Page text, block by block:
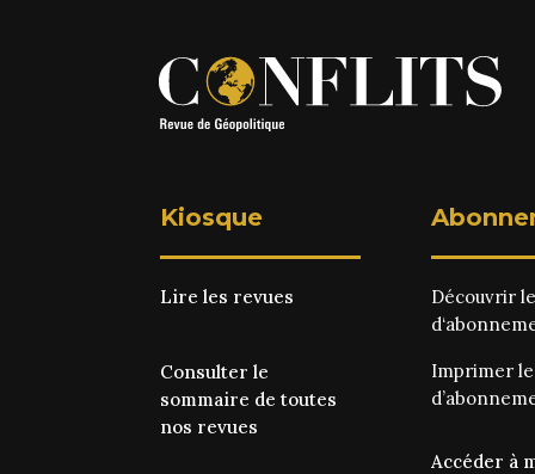
Kiosque
Lire les revues
Consulter le
sommaire de toutes
nos revues
Découvrir
Imprimer
Accéder à